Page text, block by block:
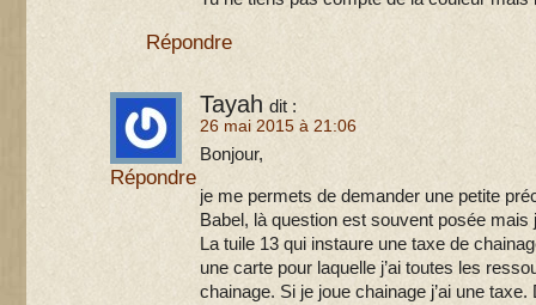
Répondre
Tayah dit :
26 mai 2015 à 21:06
Bonjour,
je me permets de demander une petite
Babel, là question est souvent posée mais
La tuile 13 qui instaure une taxe de
une carte pour laquelle j’ai toutes les
chainage. Si je joue chainage j’ai une
Répondre